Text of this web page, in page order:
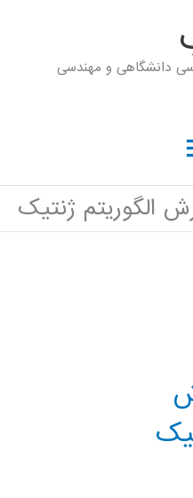
دانشگاهی و مهندسی
الگوریتم ژنتیک